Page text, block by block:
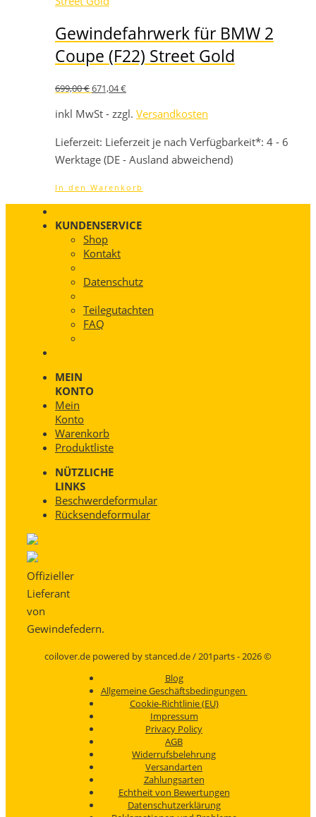
Gewindefahrwerk für BMW 2
Coupe (F22) Street Gold
699,00€Ursprünglicher
war:
699,00 €
671,04€Aktueller
ist:
671,04 €.
inkl MwSt - zzgl. Versandkosten
Lieferzeit: Lieferzeit je nach Verfügbarkeit*: 4 - 6
Werktage (DE - Ausland abweichend)
In den Warenkorb
KUNDENSERVICE
Shop
Kontakt
Datenschutz
Teilegutachten
FAQ
MEIN
KONTO
Mein
Konto
Warenkorb
Produktliste
NÜTZLICHE
LINKS
Beschwerdeformular
Rücksendeformular
Offizieller
Lieferant
von
Gewindefedern.
coilover.de powered by stanced.de / 201parts - 2026 ©
Blog
Allgemeine Geschäftsbedingungen
Cookie-Richtlinie (EU)
Impressum
Privacy Policy
AGB
Widerrufsbelehrung
Versandarten
Zahlungsarten
Echtheit von Bewertungen
Datenschutzerklärung